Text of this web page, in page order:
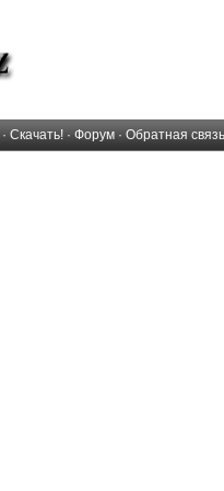
· Скачать! · Форум · Обратная связь